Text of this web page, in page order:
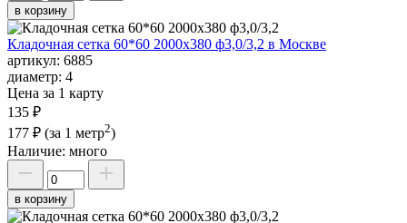
в корзину
Кладочная сетка 60*60 2000х380 ф3,0/3,2 в Москве
артикул: 6885
диаметр: 4
Цена за 1 карту
135 ₽
177 ₽ (за 1 метр2)
Наличие: много
в корзину